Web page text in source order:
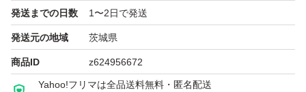
☆中米など小さい粒の米などは一切使用しておりません。
値引きは全て通知の上お断り致します。
※玄米を10キロを写真のような紙袋にいれて直接伝票を
発送までの日数 1〜2日で発送
発送元の地域 茨城県
商品ID z624956672
Yahoo!フリマは全品送料無料・匿名配送